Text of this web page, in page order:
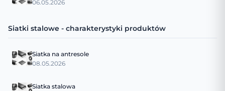
06.05.2026
Siatki stalowe - charakterystyki produktów
Siatka na antresole
08.05.2026
Siatka stalowa